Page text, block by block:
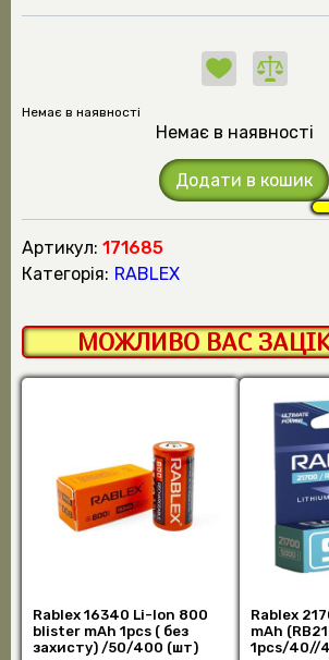
Немає в наявності
Немає в наявності
Додати в кошик
Артикул: 171685
Категорія: RABLEX
МОЖЛИВО ВАС
Rablex 16340 Li-lon 800
blister mAh 1pcs ( без
захисту) /50/400 (шт)
Rablex
mAh
1pcs/40//